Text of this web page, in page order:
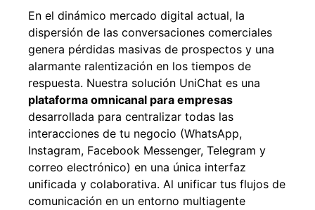
En el dinámico mercado digital actual, la
dispersión de las conversaciones comerciales
genera pérdidas masivas de prospectos y una
alarmante ralentización en los tiempos de
respuesta. Nuestra solución UniChat es una
plataforma omnicanal para empresas
desarrollada para centralizar todas las
interacciones de tu negocio (WhatsApp,
Instagram, Facebook Messenger, Telegram y
correo electrónico) en una única interfaz
unificada y colaborativa. Al unificar tus flujos de
comunicación en un entorno multiagente